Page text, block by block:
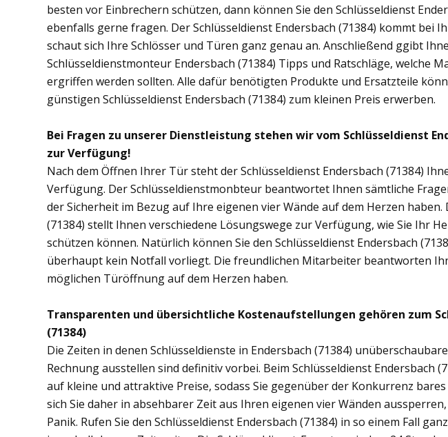
besten vor Einbrechern schützen, dann können Sie den Schlüsseldienst
ebenfalls gerne fragen. Der Schlüsseldienst Endersbach (71384) kommt bei
schaut sich Ihre Schlösser und Türen ganz genau an. Anschließend ggibt
Schlüsseldienstmonteur Endersbach (71384) Tipps und Ratschläge, welche
ergriffen werden sollten. Alle dafür benötigten Produkte und Ersatzteile
günstigen Schlüsseldienst Endersbach (71384) zum kleinen Preis erwerben.
Bei Fragen zu unserer Dienstleistung stehen wir vom Schlüsseldienst
zur Verfügung!
Nach dem Öffnen Ihrer Tür steht der Schlüsseldienst Endersbach (71384)
Verfügung. Der Schlüsseldienstmonbteur beantwortet Ihnen sämtliche
der Sicherheit im Bezug auf Ihre eigenen vier Wände auf dem Herzen haben.
(71384) stellt Ihnen verschiedene Lösungswege zur Verfügung, wie Sie Ihr
schützen können. Natürlich können Sie den Schlüsseldienst Endersbach
überhaupt kein Notfall vorliegt. Die freundlichen Mitarbeiter beantworten
möglichen Türöffnung auf dem Herzen haben.
Transparenten und übersichtliche Kostenaufstellungen gehören zum
(71384)
Die Zeiten in denen Schlüsseldienste in Endersbach (71384)
Rechnung ausstellen sind definitiv vorbei. Beim Schlüsseldienst Endersbach
auf kleine und attraktive Preise, sodass Sie gegenüber der Konkurrenz
sich Sie daher in absehbarer Zeit aus Ihren eigenen vier Wänden
Panik. Rufen Sie den Schlüsseldienst Endersbach (71384) in so einem Fall